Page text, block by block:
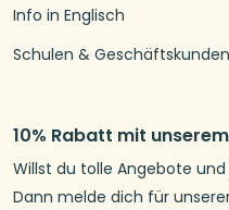
Info in Englisch
Schulen & Geschäftskunden
10% Rabatt mit
Willst du tolle Angebote
Dann melde dich für